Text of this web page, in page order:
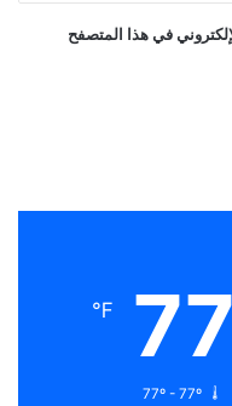
في هذا المتصفح
77
℉